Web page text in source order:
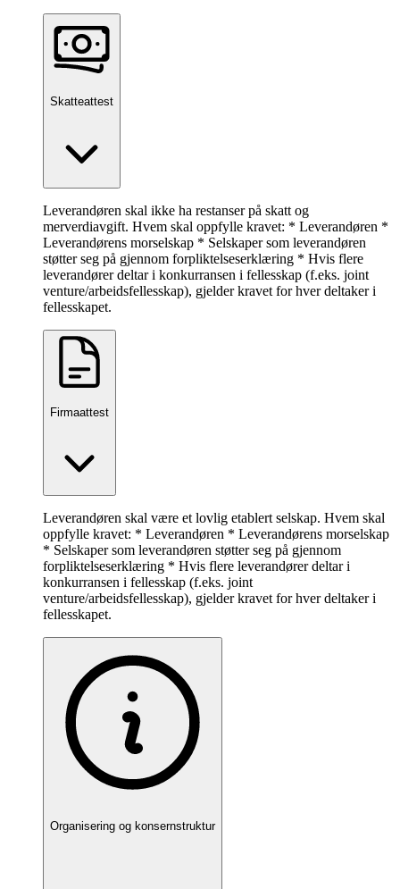
Skatteattest
Leverandøren skal ikke ha restanser på skatt og
merverdiavgift. Hvem skal oppfylle kravet: * Leverandøren *
Leverandørens morselskap * Selskaper som leverandøren
støtter seg på gjennom forpliktelseserklæring * Hvis flere
leverandører deltar i konkurransen i fellesskap (f.eks. joint
venture/arbeidsfellesskap), gjelder kravet for hver deltaker i
fellesskapet.
Firmaattest
Leverandøren skal være et lovlig etablert selskap. Hvem skal
oppfylle kravet: * Leverandøren * Leverandørens morselskap
* Selskaper som leverandøren støtter seg på gjennom
forpliktelseserklæring * Hvis flere leverandører deltar i
konkurransen i fellesskap (f.eks. joint
venture/arbeidsfellesskap), gjelder kravet for hver deltaker i
fellesskapet.
Organisering og konsernstruktur